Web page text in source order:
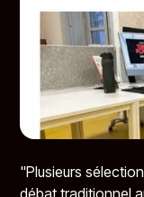
"Plusieurs
débat traditionnel